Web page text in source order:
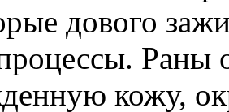
дового
Раны
кожу,